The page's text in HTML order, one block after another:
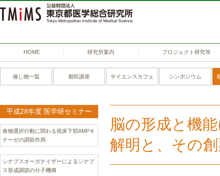
HOME 研究所案内 プロジェクト研究等
催し物一覧 都民講座 サイエンスカフェ シンポジウム
平成28年度 医学研セミナー
食物選択行動に関わる視床下部AMPキ
ナーゼの調節作用
シナプスオーガナイザーによるシナプ
ス形成調節の分子機構
脳の形成と機
解明と、その